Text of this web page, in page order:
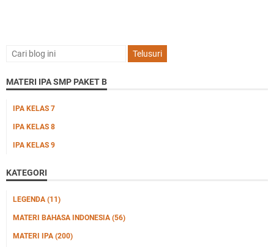
MATERI IPA SMP PAKET B
IPA KELAS 7
IPA KELAS 8
IPA KELAS 9
KATEGORI
LEGENDA (11)
MATERI BAHASA INDONESIA (56)
MATERI IPA (200)